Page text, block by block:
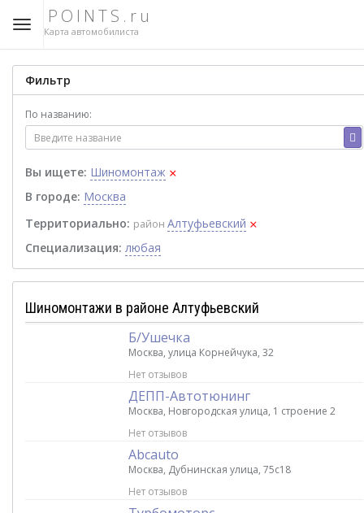
POINTS.ru
Карта автомобилиста
Фильтр
По названию:
Вы ищете: Шиномонтаж ×
В городе: Москва
Территориально: район Алтуфьевский ×
Специализация: любая
Шиномонтажи в районе Алтуфьевский
Б/Ушечка
Москва, улица Корнейчука, 32
Нет отзывов
ДЕПП-Автотюнинг
Москва, Новгородская улица, 1 строение 2
Нет отзывов
Abcauto
Москва, Дубнинская улица, 75с18
Нет отзывов